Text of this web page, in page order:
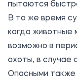
пытаются
В то же время
когда животные
возможно в
охоты, в случае
Опасными также